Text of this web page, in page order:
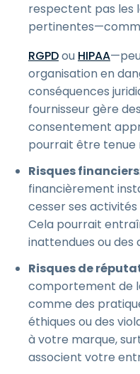
respectent pas les
RGPDou HIPAA
organisation en
conséquences
fournisseur gère
consentement
pourrait être tenue
Risques financiers
financièrement
cesser ses
Cela pourrait
inattendues ou des
Risques de
comportement de
comme des
éthiques ou des
à votre marque,
associent votre